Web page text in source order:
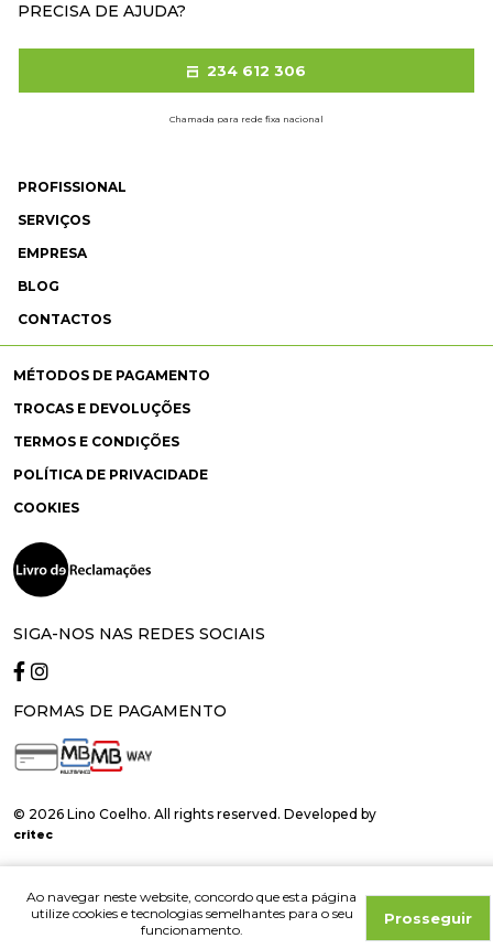
Ao navegar neste website, concordo que esta página
utilize cookies e tecnologias semelhantes para o seu
funcionamento.
Prosseguir
PROFISSIONAL
SERVIÇOS
EMPRESA
BLOG
CONTACTOS
MÉTODOS DE PAGAMENTO
TROCAS E DEVOLUÇÕES
TERMOS E CONDIÇÕES
POLÍTICA DE PRIVACIDADE
COOKIES
SIGA-NOS NAS REDES SOCIAIS
FORMAS DE PAGAMENTO
PRECISA DE AJUDA?
234 612 306
Chamada para rede fixa nacional
© 2026 Lino Coelho. All rights reserved. Developed by
critec